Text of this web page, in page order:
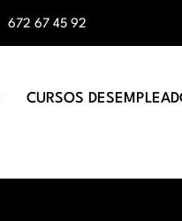
672 67 45 92
CURSOS